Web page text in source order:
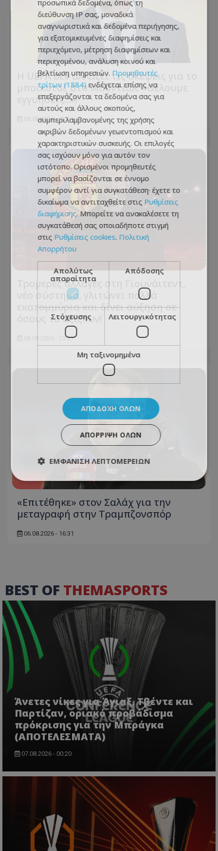
Η UEFA δεν αλλάζει τις σκέψεις για το
μποϊκοτάζ στο Μουντιάλ: «Θέλουμε
εγγυήσεις...»!
06.08.2026 - 22:11
Τρομερές αλλαγές στη Γιουνάιτεντ,
νέο σύστημα, γλιτώνει πολλά
εκατομμύρια και δίνει αύξηση σε
όσους το αξίζουν!
06.08.2026 - 23:27
«Επιτέθηκε» στον Σαλάχ για την
μεταγραφή στην Τραμπζονσπόρ
06.08.2026 - 16:31
BEST OF THEMASPORTS
Άνετες νίκες για Άγιαξ, Τβέντε και
Παρτίζαν, οριακό προβάδισμα
πρόκρισης για την Μπράγκα
(ΑΠΟΤΕΛΕΣΜΑΤΑ)
07.08.2026 - 00:20
προσωπικά δεδομένα, όπως τη
διεύθυνση IP σας, μοναδικά
αναγνωριστικά και δεδομένα περιήγησης,
για εξατομικευμένες διαφημίσεις και
περιεχόμενο, μέτρηση διαφημίσεων και
περιεχομένου, ανάλυση κοινού και
βελτίωση υπηρεσιών. Προμηθευτές
τρίτων (1884) ενδέχεται επίσης να
επεξεργάζονται τα δεδομένα σας για
αυτούς και άλλους σκοπούς,
συμπεριλαμβανομένης της χρήσης
ακριβών δεδομένων γεωεντοπισμού και
χαρακτηριστικών συσκευής. Οι επιλογές
σας ισχύουν μόνο για αυτόν τον
ιστότοπο. Ορισμένοι προμηθευτές
μπορεί να βασίζονται σε έννομο
συμφέρον αντί για συγκατάθεση· έχετε το
δικαίωμα να αντιταχθείτε στις Ρυθμίσεις
διαφήμισης. Μπορείτε να ανακαλέσετε τη
συγκατάθεσή σας οποιαδήποτε στιγμή
στις Ρυθμίσεις cookies. Πολιτική
Απορρήτου
Απολύτως
απαραίτητα
Απόδοσης
Στόχευσης Λειτουργικότητας
Μη ταξινομημένα
ΑΠΟΔΟΧΉ ΌΛΩΝ
ΑΠΌΡΡΙΨΗ ΌΛΩΝ
ΕΜΦΆΝΙΣΗ ΛΕΠΤΟΜΕΡΕΙΏΝ